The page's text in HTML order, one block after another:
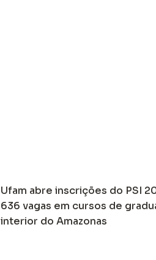
Ufam abre inscrições do PSI
636 vagas em cursos de
interior do Amazonas